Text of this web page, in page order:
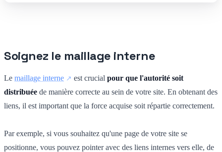
Soignez le maillage interne
Le maillage interne est crucial pour que l'autorité soit
distribuée de manière correcte au sein de votre site. En obtenant des
liens, il est important que la force acquise soit répartie correctement.
Par exemple, si vous souhaitez qu'une page de votre site se
positionne, vous pouvez pointer avec des liens internes vers elle, de